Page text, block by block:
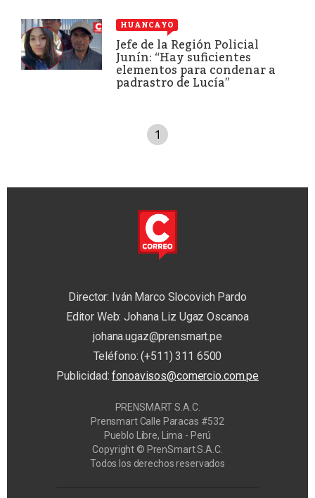
HUANCAYO
Jefe de la Región Policial
Junín: “Hay suficientes
elementos para condenar a
padrastro de Lucía”
1
Director: Iván Marco Slocovich Pardo
Editor Web: Johana Liz Ugaz Oscanoa
johana.ugaz@prensmart.pe
Teléfono: (+511) 311 6500
Publicidad:fonoavisos@comercio.com.pe
PRENSMART S.A.C.
Prensmart Calle Paracas #532
Pueblo Libre, Lima - Perú
Copyright © PrenSmart S.A.C.
Todos los derechos reservados